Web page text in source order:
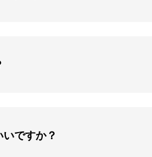
ですか？